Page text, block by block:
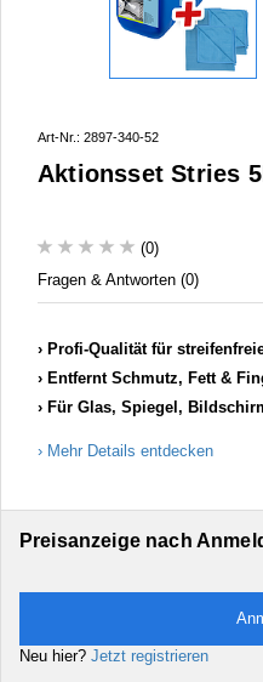
Art-Nr.: 2897-340-52
Aktionsset Stries
(0)
Fragen & Antworten (0)
Profi-Qualität für
Entfernt Schmutz, Fett &
Für Glas, Spiegel,
Mehr Details entdecken
Preisanzeige nach
Neu hier? Jetzt registrieren